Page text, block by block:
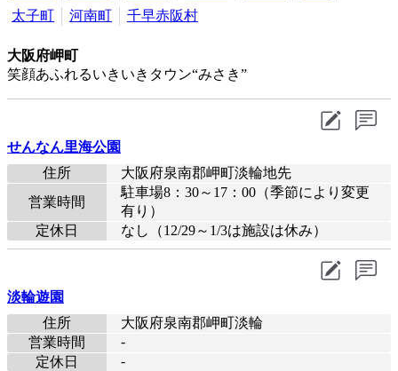
太子町
河南町 千早赤阪村
大阪府岬町
笑顔あふれるいきいきタウン“みさき”
せんなん里海公園
住所
大阪府泉南郡岬町淡輪地先
営業時間
駐車場8：30～17：00（季節により変更
有り）
定休日
なし（12/29～1/3は施設は休み）
淡輪遊園
住所
大阪府泉南郡岬町淡輪
営業時間
-
定休日
-